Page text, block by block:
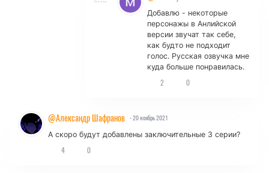
Добавлю - некоторые
персонажы в Анлийской
версии звучат так себе,
как будто не подходит
голос. Русская озвучка мне
куда больше понравилась.
2 0
@Александр Шафранов - 20 ноябрь 2021
А скоро будут добавлены заключительные 3 серии?
4 0